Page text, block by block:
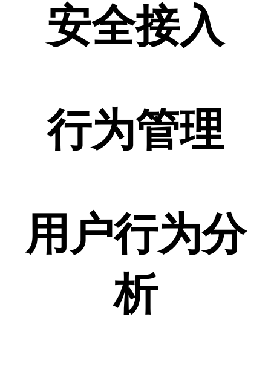
安全接入
行为管理
用户行为分
析